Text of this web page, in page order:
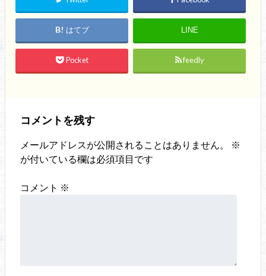
はてブ LINE
Pocket feedly
コメントを残す
メールアドレスが公開されることはありません。
※
が付いている欄は必須項目です
コメント ※